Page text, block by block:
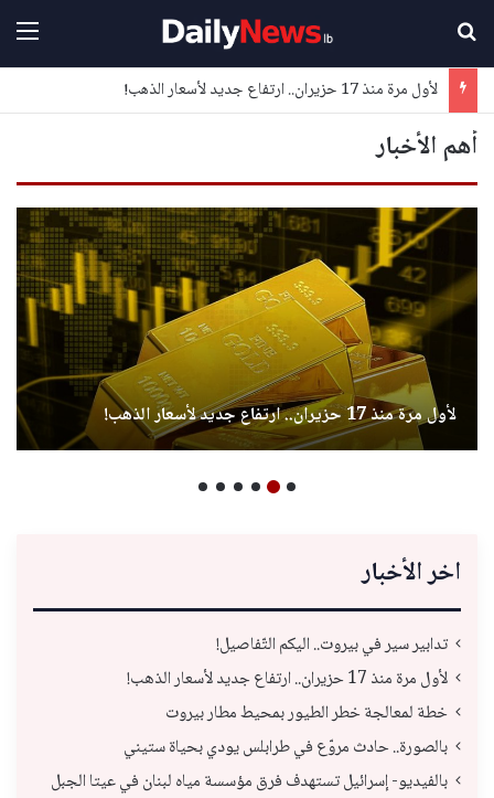
لأول مرة منذ 17 حزيران.. ارتفاع جديد لأسعار الذهب!
أهم الأخبار
لأول مرة منذ 17 حزيران.. ارتفاع جديد لأسعار الذهب!
اخر الأخبار
تدابير سير في بيروت.. اليكم التّفاصيل!
لأول مرة منذ 17 حزيران.. ارتفاع جديد لأسعار الذهب!
خطة لمعالجة خطر الطيور بمحيط مطار بيروت
بالصورة.. حادث مروّع في طرابلس يودي بحياة ستيني
بالفيديو- إسرائيل تستهدف فرق مؤسسة مياه لبنان في عيتا الجبل